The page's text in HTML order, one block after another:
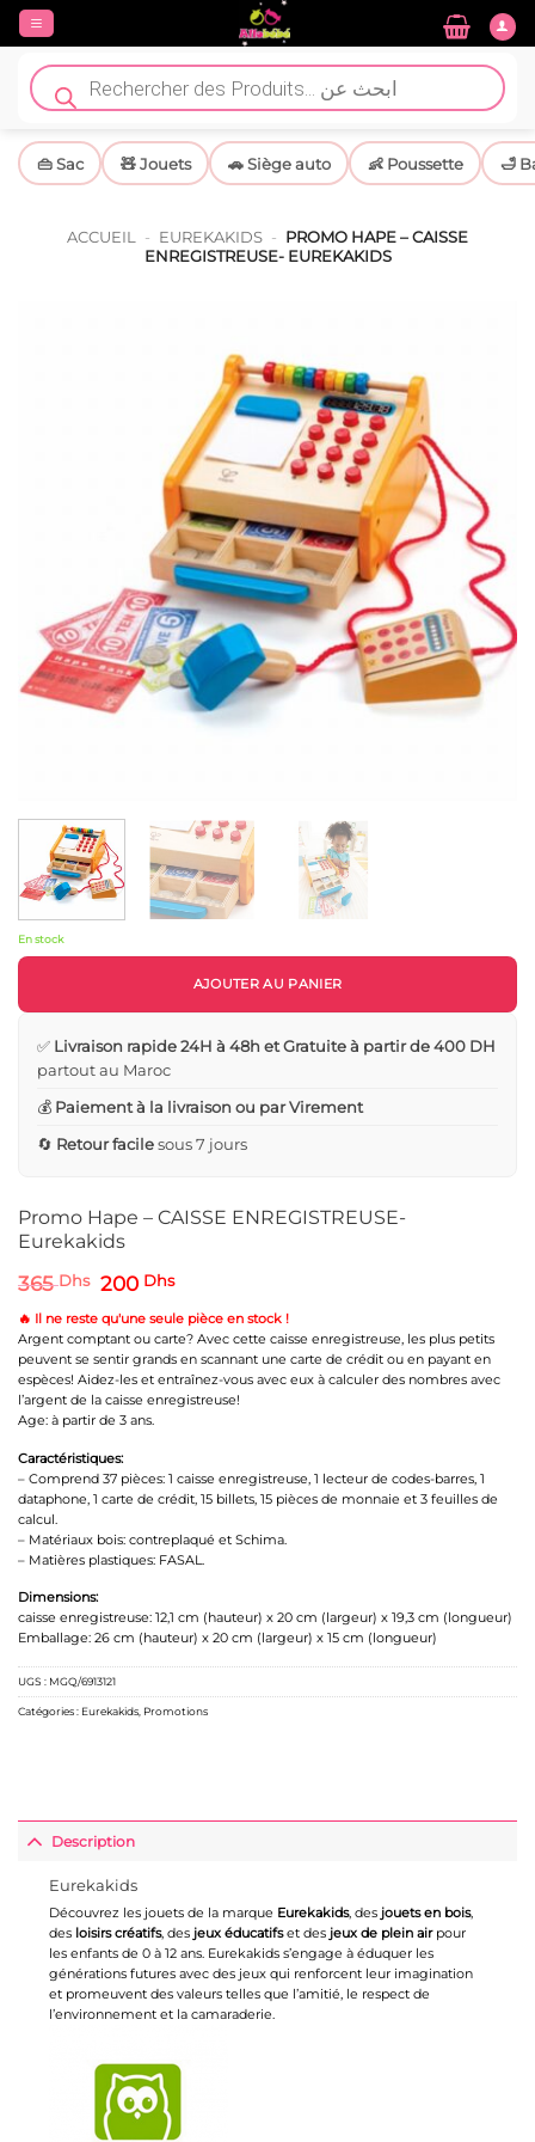
Passer
contenu
Recherche
de
produits
👜 Sac 🧸 Jouets 🚗 Siège auto 👶 Poussette 🛁
ACCUEIL - EUREKAKIDS - PROMO HAPE – CAISSE
ENREGISTREUSE- EUREKAKIDS
Promo Hape – CAISSE ENREGISTREUSE-
Eurekakids
365Dhs Le
initial
était :
365 Dhs.
200 DhsLe
actuel
est :
200 Dhs.
Argent comptant ou carte? Avec cette caisse enregistreuse, les plus petits
peuvent se sentir grands en scannant une carte de crédit ou en payant en
espèces! Aidez-les et entraînez-vous avec eux à calculer des nombres avec
l’argent de la caisse enregistreuse!
Age: à partir de 3 ans.
Caractéristiques:
– Comprend 37 pièces: 1 caisse enregistreuse, 1 lecteur de codes-barres, 1
dataphone, 1 carte de crédit, 15 billets, 15 pièces de monnaie et 3 feuilles de
calcul.
– Matériaux bois: contreplaqué et Schima.
– Matières plastiques: FASAL.
Dimensions:
caisse enregistreuse: 12,1 cm (hauteur) x 20 cm (largeur) x 19,3 cm (longueur)
Emballage: 26 cm (hauteur) x 20 cm (largeur) x 15 cm (longueur)
🔥 Il ne reste qu'une seule pièce en stock !
En stock
AJOUTER AU PANIER
✅ Livraison rapide 24H à 48h et Gratuite à partir de 400 DH
partout au Maroc
💰 Paiement à la livraison ou par Virement
🔄 Retour facilesous 7 jours
UGS : MGQ/6913121
Catégories : Eurekakids Promotions
Description
Eurekakids
Découvrez les jouets de la marque Eurekakids, des jouets en bois,
des loisirs créatifs, des jeux éducatifset des jeux de plein airpour
les enfants de 0 à 12 ans. Eurekakids s’engage à éduquer les
générations futures avec des jeux qui renforcent leur imagination
et promeuvent des valeurs telles que l’amitié, le respect de
l’environnement et la camaraderie.